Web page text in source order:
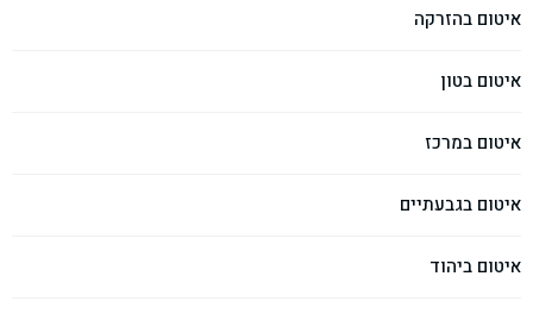
איטום בהזרקה
איטום בטון
איטום במרכז
איטום בגבעתיים
איטום ביהוד